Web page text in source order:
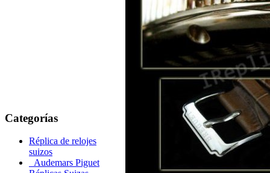
Categorías
Réplica de relojes
suizos
Audemars Piguet